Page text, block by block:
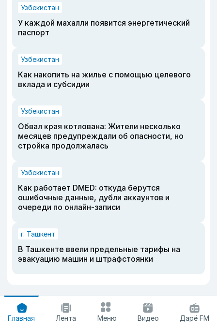
Узбекистан
У каждой махалли появится энергетический
паспорт
Узбекистан
Как накопить на жилье с помощью целевого
вклада и субсидии
Узбекистан
Обвал края котлована: Жители несколько
месяцев предупреждали об опасности, но
стройка продолжалась
Узбекистан
Как работает DMED: откуда берутся
ошибочные данные, дубли аккаунтов и
очереди по онлайн-записи
г. Ташкент
В Ташкенте ввели предельные тарифы на
эвакуацию машин и штрафстоянки
Главная Лента Меню Видео Дарё FM